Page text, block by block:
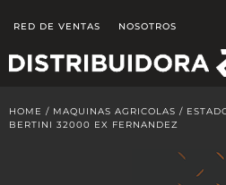
content
RED DE VENTAS NOSOTROS
HOME / MAQUINAS AGRICOLAS /
BERTINI 32000 EX FERNANDEZ